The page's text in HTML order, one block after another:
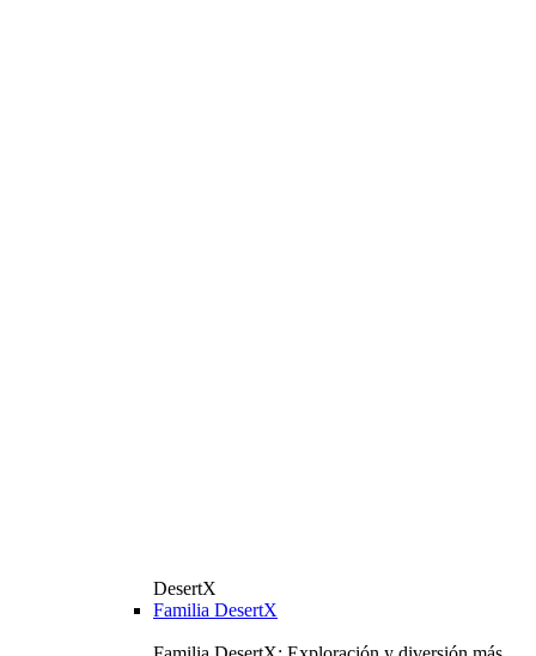
DesertX
Familia DesertX